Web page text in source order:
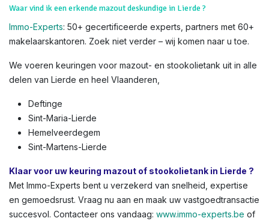
Waar vind ik een erkende mazout deskundige in Lierde ?
Immo-Experts: 50+ gecertificeerde experts, partners met 60+
makelaarskantoren. Zoek niet verder – wij komen naar u toe.
We voeren keuringen voor mazout- en stookolietank uit in alle
delen van Lierde en heel Vlaanderen,
Deftinge
Sint-Maria-Lierde
Hemelveerdegem
Sint-Martens-Lierde
Klaar voor uw keuring mazout of stookolietank in Lierde ?
Met Immo-Experts bent u verzekerd van snelheid, expertise
en gemoedsrust. Vraag nu aan en maak uw vastgoedtransactie
succesvol. Contacteer ons vandaag: www.immo-experts.be of